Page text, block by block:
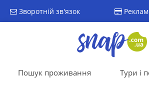
Зворотній зв'язок
Пошук проживання Тури і